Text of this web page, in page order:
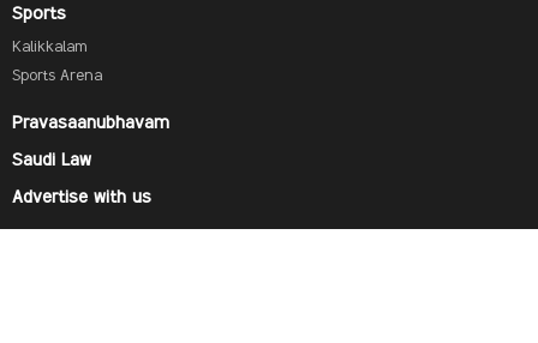
Sports
Kalikkalam
Sports Arena
Pravasaanubhavam
Saudi Law
Advertise with us